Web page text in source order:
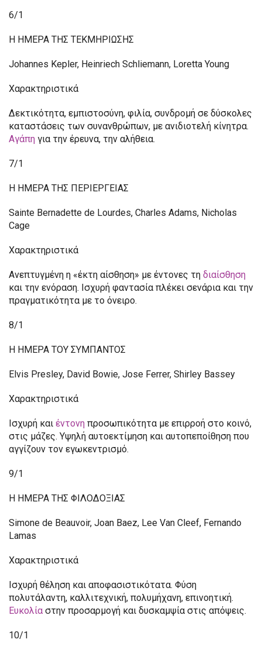
6/1
Η ΗΜΕΡΑ ΤΗΣ ΤΕΚΜΗΡΙΩΣΗΣ
Johannes Kepler, Heinriech Schliemann, Loretta Young
Χαρακτηριστικά
Δεκτικότητα, εμπιστοσύνη, φιλία, συνδρομή σε δύσκολες
καταστάσεις των συνανθρώπων, με ανιδιοτελή κίνητρα.
Αγάπη για την έρευνα, την αλήθεια.
7/1
Η ΗΜΕΡΑ ΤΗΣ ΠΕΡΙΕΡΓΕΙΑΣ
Sainte Bernadette de Lourdes, Charles Adams, Nicholas
Cage
Χαρακτηριστικά
Ανεπτυγμένη η «έκτη αίσθηση» με έντονες τη διαίσθηση
και την ενόραση. Ισχυρή φαντασία πλέκει σενάρια και την
πραγματικότητα με το όνειρο.
8/1
Η ΗΜΕΡΑ ΤΟΥ ΣΥΜΠΑΝΤΟΣ
Elvis Presley, David Bowie, Jose Ferrer, Shirley Bassey
Χαρακτηριστικά
Ισχυρή και έντονη προσωπικότητα με επιρροή στο κοινό,
στις μάζες. Υψηλή αυτοεκτίμηση και αυτοπεποίθηση που
αγγίζουν τον εγωκεντρισμό.
9/1
Η ΗΜΕΡΑ ΤΗΣ ΦΙΛΟΔΟΞΙΑΣ
Simone de Beauvoir, Joan Baez, Lee Van Cleef, Fernando
Lamas
Χαρακτηριστικά
Ισχυρή θέληση και αποφασιστικότατα. Φύση
πολυτάλαντη, καλλιτεχνική, πολυμήχανη, επινοητική.
Ευκολία στην προσαρμογή και δυσκαμψία στις απόψεις.
10/1